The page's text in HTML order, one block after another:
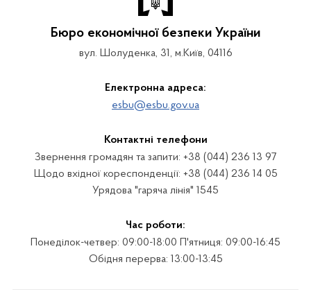
Бюро економічної безпеки України
вул. Шолуденка, 31, м.Київ, 04116
Електронна адреса:
esbu@esbu.gov.ua
Контактні телефони
Звернення громадян та запити: +38 (044) 236 13 97
Щодо вхідної кореспонденції: +38 (044) 236 14 05
Урядова "гаряча лінія" 1545
Час роботи:
Понеділок-четвер: 09:00-18:00 П'ятниця: 09:00-16:45
Обідня перерва: 13:00-13:45